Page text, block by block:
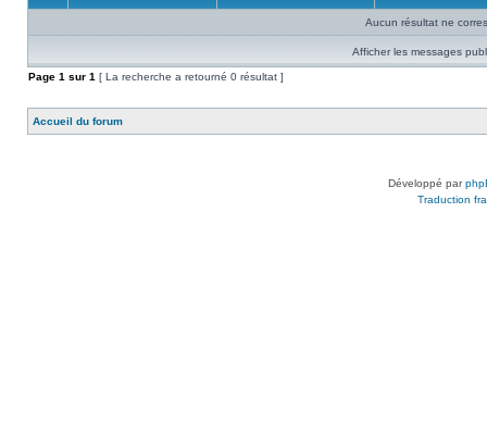
Aucun résultat ne
Afficher les messages
Page 1 sur 1 [ La recherche a retourné 0 résultat ]
Accueil du forum
Développé par
Traduction